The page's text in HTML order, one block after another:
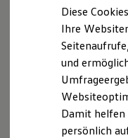
Behörden
Anpfiff zum
Elektromobilität
Elektroautos
ID.
ID.
Reichweite
Unten finden Sie
Asset Management
Hier
EN
Diese
Ihre
und
Damit helfen
persönlich